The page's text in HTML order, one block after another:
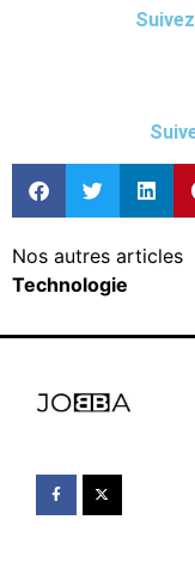
Nos autres articles
Technologie